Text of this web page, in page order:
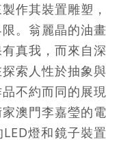
作其裝置雕塑，
。翁麗晶的油畫
真我，而來自深
索人性於抽象與
不約而同的展現
澳門李嘉瑩的電
燈和鏡子裝置